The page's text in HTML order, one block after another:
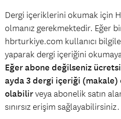
Dergi içeriklerini okumak için
olmanız gerekmektedir. Eğer
hbrturkiye.com kullanıcı
yaparak dergi içeriğini
Eğer abone değilseniz
ayda 3 dergi içeriği (makale)
olabilirveya abonelik satın
sınırsız erişim sağlayabilirsiniz.